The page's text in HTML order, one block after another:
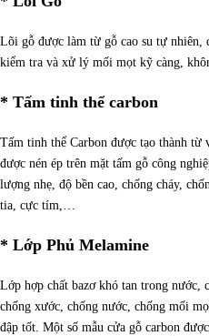
Lõi gỗ được làm từ gỗ cao su tự nhiên,
kiểm tra và xử lý mối mọt kỹ càng,
* Tấm tinh thể carbon
Tấm tinh thể Carbon được tạo thành từ
được nén ép trên mặt tấm gỗ công
lượng nhẹ, độ bền cao, chống cháy,
tia, cực tím,…
* Lớp Phủ Melamine
Lớp hợp chất bazơ khó tan trong nước,
chống xước, chống nước, chống mối
đập tốt. Một số mẫu cửa gỗ carbon